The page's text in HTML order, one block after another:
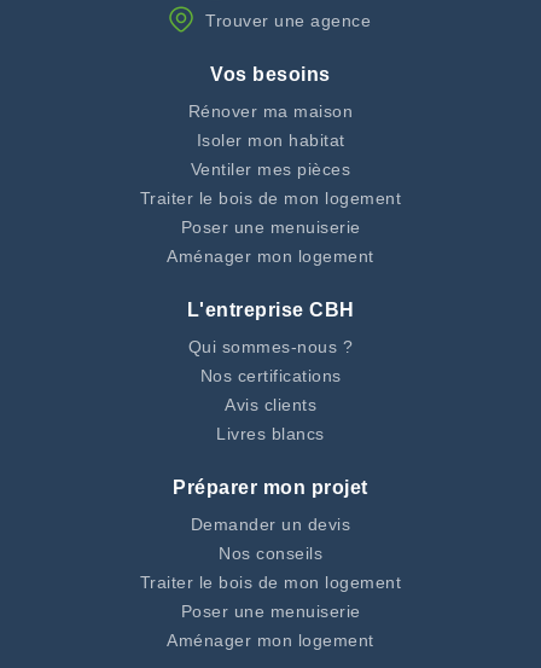
Trouver une agence
Vos besoins
Rénover ma maison
Isoler mon habitat
Ventiler mes pièces
Traiter le bois de mon logement
Poser une menuiserie
Aménager mon logement
L'entreprise CBH
Qui sommes-nous ?
Nos certifications
Avis clients
Livres blancs
Préparer mon projet
Demander un devis
Nos conseils
Traiter le bois de mon logement
Poser une menuiserie
Aménager mon logement